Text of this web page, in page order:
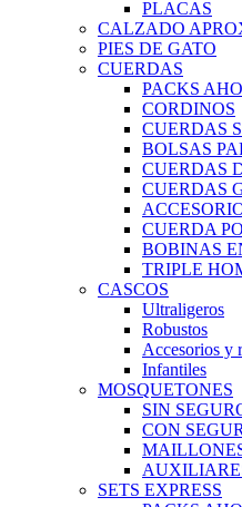
PLACAS
CALZADO
PIES DE GATO
CUERDAS
PACKS
CORDINOS
CUERDAS
BOLSAS
CUERDAS
CUERDAS
CUERDA
BOBINAS
TRIPLE
CASCOS
Ultraligeros
Robustos
Accesorios y
Infantiles
MOSQUETONES
SIN
CON
SETS EXPRESS